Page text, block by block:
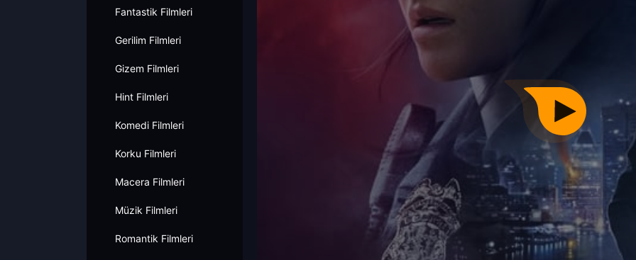
Fantastik Filmleri
Gerilim Filmleri
Gizem Filmleri
Hint Filmleri
Komedi Filmleri
Korku Filmleri
Macera Filmleri
Müzik Filmleri
Romantik Filmleri